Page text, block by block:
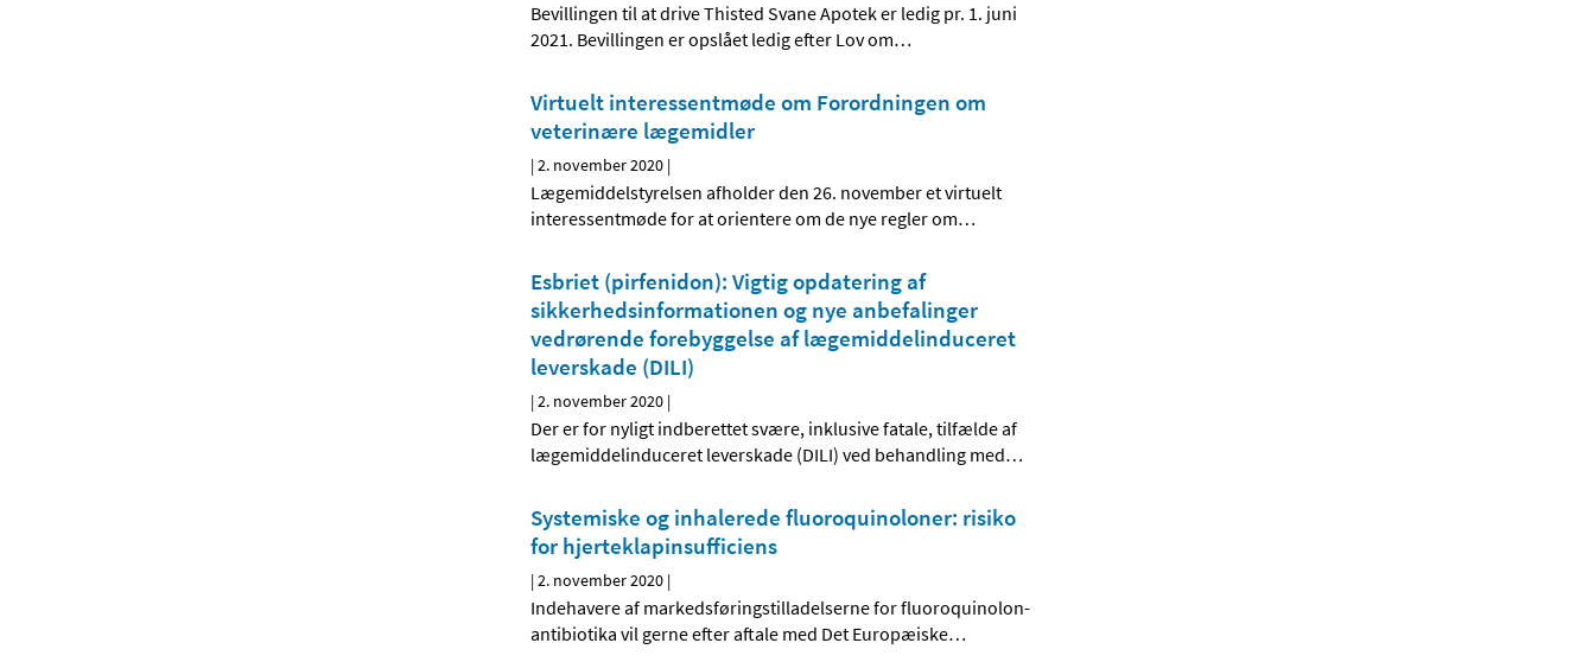
Bevillingen til at drive Thisted Svane Apotek er ledig pr. 1. juni
2021. Bevillingen er opslået ledig efter Lov om…
Virtuelt interessentmøde om Forordningen om
veterinære lægemidler
|2. november 2020 |
Lægemiddelstyrelsen afholder den 26. november et virtuelt
interessentmøde for at orientere om de nye regler om…
Esbriet (pirfenidon): Vigtig opdatering af
sikkerhedsinformationen og nye anbefalinger
vedrørende forebyggelse af lægemiddelinduceret
leverskade (DILI)
|2. november 2020 |
Der er for nyligt indberettet svære, inklusive fatale, tilfælde af
lægemiddelinduceret leverskade (DILI) ved behandling med…
Systemiske og inhalerede fluoroquinoloner: risiko
for hjerteklapinsufficiens
|2. november 2020 |
Indehavere af markedsføringstilladelserne for fluoroquinolon-
antibiotika vil gerne efter aftale med Det Europæiske…